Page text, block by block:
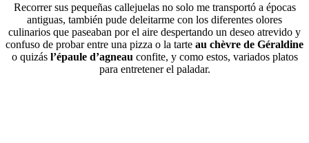
Recorrer sus pequeñas callejuelas no solo me transportó a épocas
antiguas, también pude deleitarme con los diferentes olores
culinarios que paseaban por el aire despertando un deseo atrevido y
confuso de probar entre una pizza o la tarte au chèvre de Géraldine
o quizás l’épaule d’agneau confite, y como estos, variados platos
para entretener el paladar.